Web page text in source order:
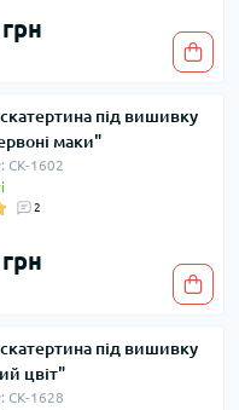
під вишивку
маки"
СК-1602
2
під вишивку
цвіт"
СК-1628